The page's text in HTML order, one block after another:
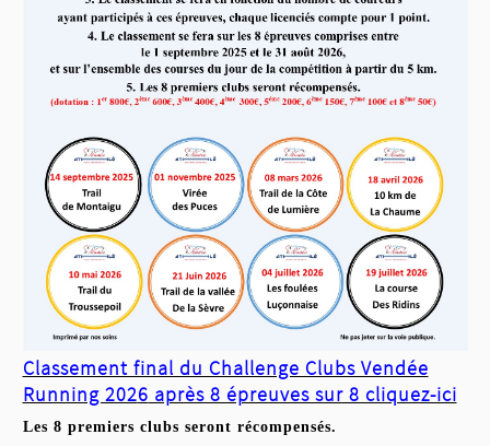
Classement final du Challenge Clubs Vendée
Running 2026 après 8 épreuves sur 8 cliquez-ici
Les 8 premiers clubs seront récompensés.